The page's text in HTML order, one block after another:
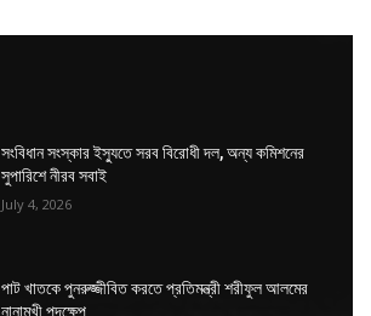
সংবিধান সংস্কার ইস্যুতে সরব বিরোধী দল, অন্য কমিশনের
সুপারিশে নীরব সবাই
July 4, 2026
পাট খাতকে পুনরুজ্জীবিত করতে প্রতিমন্ত্রী শরীফুল আলমের
নানামুখী পদক্ষেপ